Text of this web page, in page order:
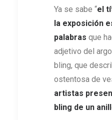
Ya se sabe “el
la exposición
palabras que
adjetivo del
bling, que
ostentosa de
artistas
bling de un